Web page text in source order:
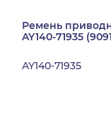
Ремень
AY140-71935
AY140-71935